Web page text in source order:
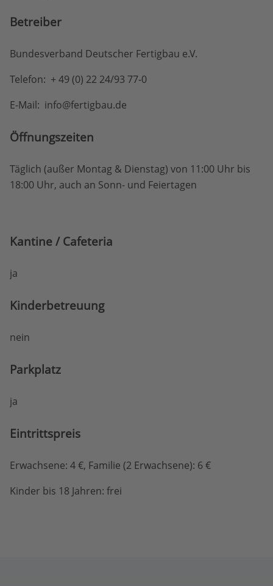
Betreiber
Bundesverband Deutscher Fertigbau e.V.
Telefon: + 49 (0) 22 24/93 77-0
E-Mail: info@fertigbau.de
Öffnungs­zeiten
Täglich (außer Montag & Dienstag) von 11:00 Uhr bis
18:00 Uhr, auch an Sonn- und Feiertagen
Kantine / Cafeteria
ja
Kinderbetreuung
nein
Parkplatz
ja
Eintritts­preis
Erwachsene: 4 €, Familie (2 Erwachsene): 6 €
Kinder bis 18 Jahren: frei